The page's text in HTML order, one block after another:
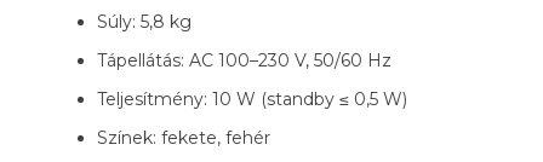
Súly: 5,8 kg
Tápellátás: AC 100–230 V, 50/60 Hz
Teljesítmény: 10 W (standby ≤ 0,5 W)
Színek: fekete, fehér